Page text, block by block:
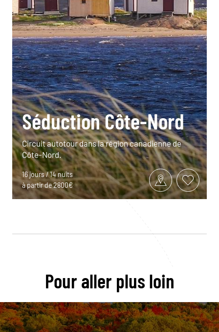
Séduction Côte-Nord
Circuit autotour dans la région canadienne de
Côte-Nord.
16 jours / 14 nuits
à partir de 2800€
Pour aller plus loin